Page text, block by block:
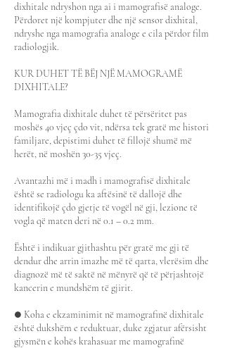
dixhitale ndryshon nga ai i mamografisë analoge.
Përdoret një kompjuter dhe një sensor dixhital,
ndryshe nga mamografia analoge e cila përdor film
radiologjik.
KUR DUHET TË BËJ NJË MAMOGRAMË
DIXHITALE?
Mamografia dixhitale duhet të përsëritet pas
moshës 40 vjeç çdo vit, ndërsa tek gratë me histori
familjare, depistimi duhet të fillojë shumë më
herët, në moshën 30-35 vjeç.
Avantazhi më i madh i mamografisë dixhitale
është se radiologu ka aftësinë të dallojë dhe
identifikojë çdo gjetje të vogël në gji, lezione të
vogla që maten deri në 0.1 – 0.2 mm.
Është i indikuar gjithashtu për gratë me gji të
dendur dhe arrin imazhe më të qarta, vlerësim dhe
diagnozë më të saktë në mënyrë që të përjashtojë
kancerin e mundshëm të gjirit.
● Koha e ekzaminimit në mamografinë dixhitale
është dukshëm e reduktuar, duke zgjatur afërsisht
gjysmën e kohës krahasuar me mamografinë